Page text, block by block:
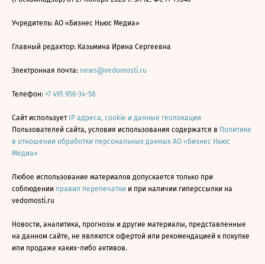
Учредитель: АО «Бизнес Ньюс Медиа»
Главный редактор: Казьмина Ирина Сергеевна
Электронная почта: news@vedomosti.ru
Телефон: +7 495 956-34-58
Сайт использует IP адреса, cookie и данные геолокации
Пользователей сайта, условия использования содержатся в Политике
в отношении обработки персональных данных АО «Бизнес Ньюс
Медиа»
Любое использование материалов допускается только при
соблюдении правил перепечатки и при наличии гиперссылки на
vedomosti.ru
Новости, аналитика, прогнозы и другие материалы, представленные
на данном сайте, не являются офертой или рекомендацией к покупке
или продаже каких-либо активов.